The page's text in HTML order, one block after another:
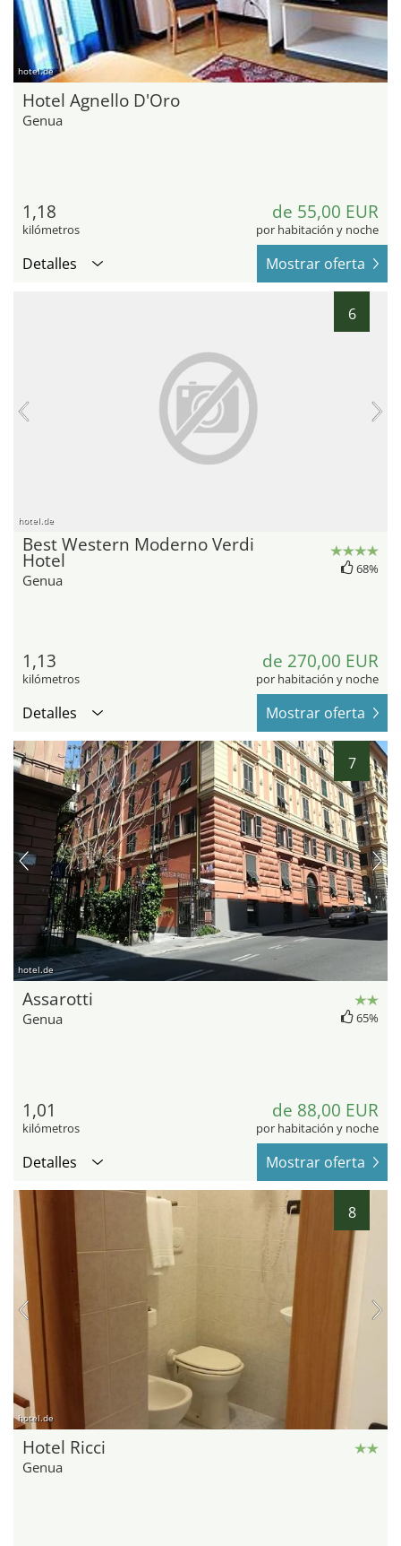
hotel.de
Hotel Agnello D'Oro
Genua
1,18
kilómetros
de 55,00 EUR
por habitación y noche
Detalles Mostrar oferta
6
hotel.de
Best Western Moderno Verdi
Hotel
Genua
68%
1,13
kilómetros
de 270,00 EUR
por habitación y noche
Detalles Mostrar oferta
7
hotel.de
Assarotti
Genua 65%
1,01
kilómetros
de 88,00 EUR
por habitación y noche
Detalles Mostrar oferta
8
hotel.de
Hotel Ricci
Genua